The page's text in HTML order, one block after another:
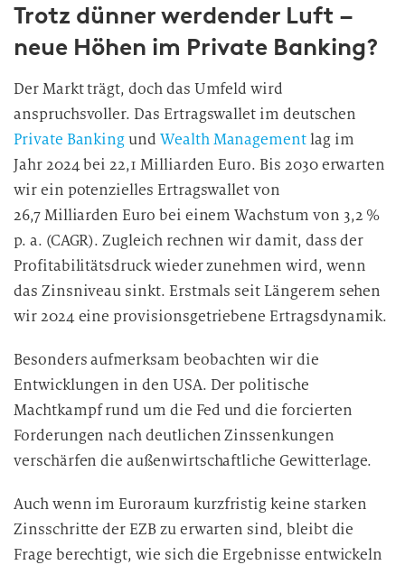
Trotz dünner werdender Luft –
neue Höhen im Private Banking?
Der Markt trägt, doch das Umfeld wird
anspruchsvoller. Das Ertragswallet im deutschen
Private Bankingund Wealth Managementlag im
Jahr 2024 bei 22,1 Milliarden Euro. Bis 2030 erwarten
wir ein potenzielles Ertragswallet von
26,7 Milliarden Euro bei einem Wachstum von 3,2 %
p. a. (CAGR). Zugleich rechnen wir damit, dass der
Profitabilitätsdruck wieder zunehmen wird, wenn
das Zinsniveau sinkt. Erstmals seit Längerem sehen
wir 2024 eine provisionsgetriebene Ertragsdynamik.
Besonders aufmerksam beobachten wir die
Entwicklungen in den USA. Der politische
Machtkampf rund um die Fed und die forcierten
Forderungen nach deutlichen Zinssenkungen
verschärfen die außenwirtschaftliche Gewitterlage.
Auch wenn im Euroraum kurzfristig keine starken
Zinsschritte der EZB zu erwarten sind, bleibt die
Frage berechtigt, wie sich die Ergebnisse entwickeln